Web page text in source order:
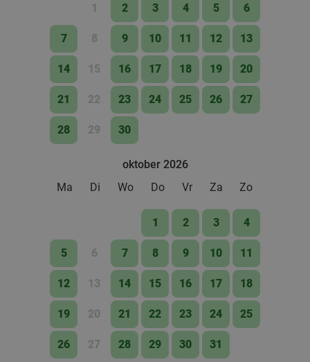
2- of 3-gangendiner à la carte bij Malpertuus
Eiermarkt in Brugge
Morgen Di Wo
Malpertuus Eiermarkt
23 min.
Verkocht: 146
2- of 3-gangendiner à la carte bij Le Panier D'Or
Le Panier D'Or
9.1
Brugge 23 min.
Verkocht: 553 Regulier €46,35
€21
1 2 3 4 5 6
7 8 9 10 11 12 13
14 15 16 17 18 19 20
21 22 23 24 25 26 27
28 29 30
oktober 2026
Ma
Di Wo Do Vr Za Zo
1 2 3 4
5 6 7 8 9 10 11
12 13 14 15 16 17 18
19 20 21 22 23 24 25
26 27 28 29 30 31